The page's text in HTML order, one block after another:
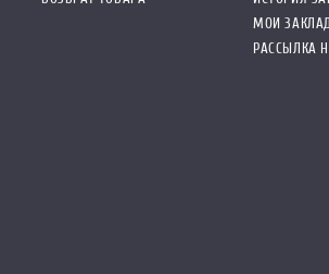
МОИ
РАССЫЛКА